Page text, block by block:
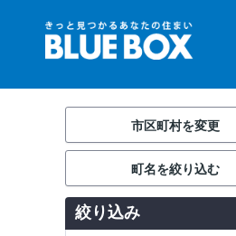
市区町村を変更
町名を絞り込む
絞り込み